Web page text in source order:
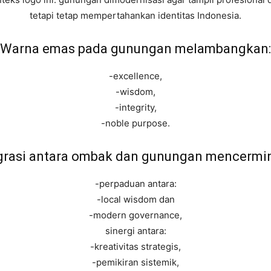
tetapi tetap mempertahankan identitas Indonesia.
Warna emas pada gunungan melambangkan:
-excellence,
-wisdom,
-integrity,
-noble purpose.
antara ombak dan gunungan
-perpaduan antara:
-local wisdom dan
-modern governance,
sinergi antara:
-kreativitas strategis,
-pemikiran sistemik,